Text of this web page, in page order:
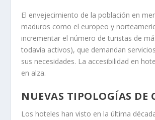
El envejecimiento de la población en
maduros como el europeo y
incrementar el número de turistas de
todavía activos), que demandan
sus necesidades. La accesibilidad en
en alza.
NUEVAS TIPOLOGÍAS DE
Los hoteles han visto en la última